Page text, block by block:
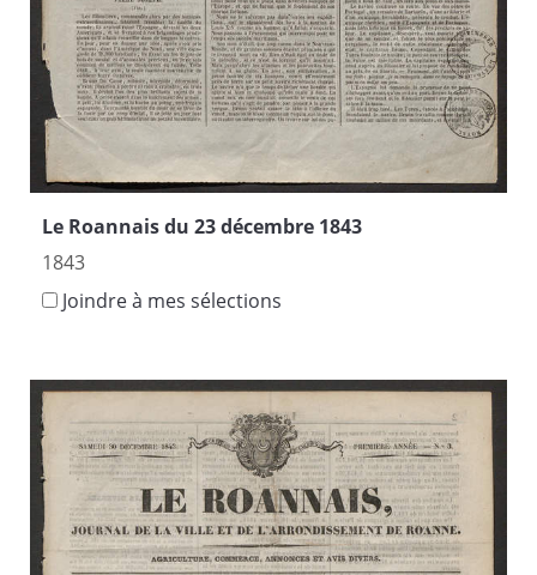
Le Roannais du 23 décembre 1843
1843
Joindre à mes sélections